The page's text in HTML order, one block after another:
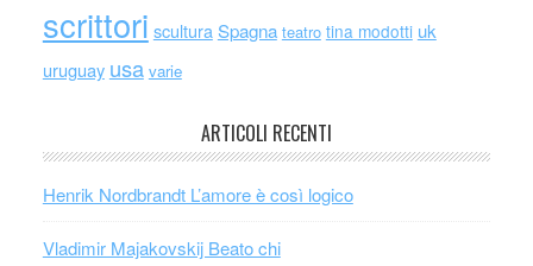
scrittori scultura Spagna teatro tina modotti uk
uruguay usa varie
ARTICOLI RECENTI
Henrik Nordbrandt L’amore è così logico
Vladimir Majakovskij Beato chi